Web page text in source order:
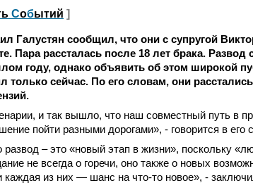
Событий ]
Галустян сообщил, что они с супругой
Пара рассталась после 18 лет брака. Развод
году, однако объявить об этом широкой
только сейчас. По его словам, они
и так вышло, что наш совместный путь в
пойти разными дорогами», - говорится в его
– это «новый этап в жизни», поскольку
не всегда о горечи, оно также о новых
из них — шанс на что-то новое», -